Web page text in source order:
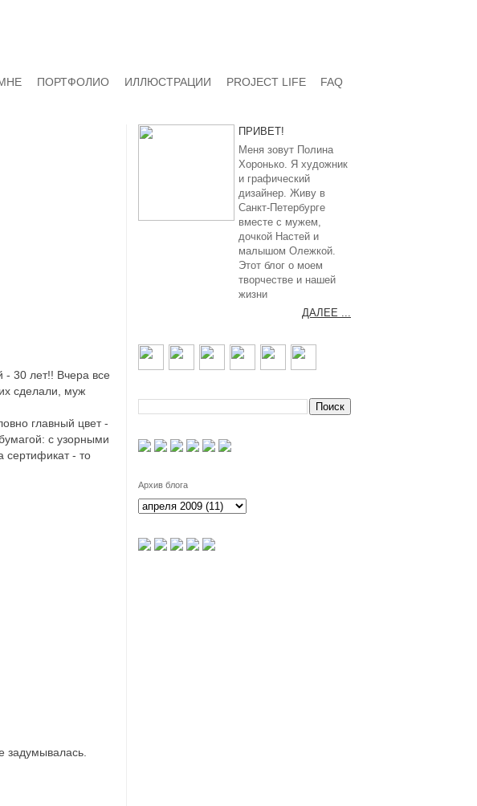
FAQ
PROJECT LIFE
ИЛЛЮСТРАЦИИ
ПОРТФОЛИО
- 30 лет!! Вчера все
сделали, муж
главный цвет -
с узорными
сертификат - то
задумывалась.
ПРИВЕТ!
Меня зовут Полина
Хоронько. Я художник
и графический
дизайнер. Живу в
Санкт-Петербурге
вместе с мужем,
дочкой Настей и
малышом Олежкой.
Этот блог о моем
творчестве и нашей
жизни
ДАЛЕЕ ...
Архив блога